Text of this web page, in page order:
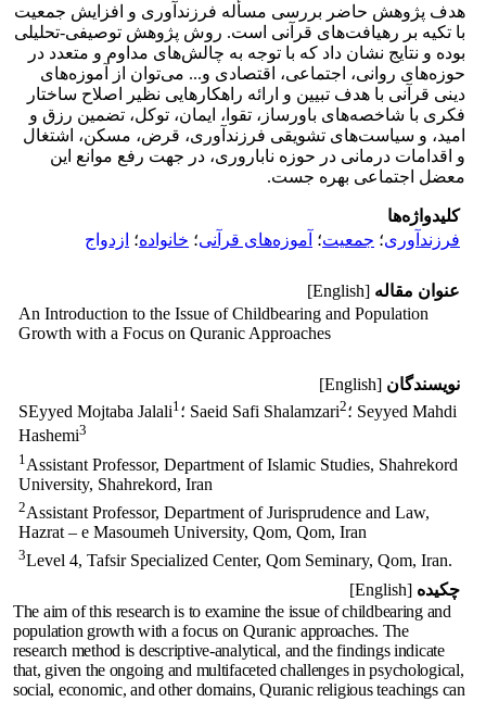
هدف پژوهش حاضر بررسی مسأله‌ فرزندآوری و افزایش جمعیت
با تکیه بر رهیافت‌های قرآنی است. روش پژوهش توصیفی-تحلیلی
بوده و نتایج نشان داد که با توجه به چالش‌های مداوم و متعدد در
حوزه‌های روانی، اجتماعی، اقتصادی و... می‌توان از آموزه‌های
دینی قرآنی با هدف تبیین و ارائه راهکارهایی نظیر اصلاح ساختار
فکری با شاخصه‌های باورساز، تقوا، ایمان، توکل، تضمین رزق و
امید، و سیاست‌های تشویقی فرزندآوری، قرض، مسکن، اشتغال
و اقدامات درمانی در حوزه ناباروری، در جهت رفع موانع این
معضل اجتماعی بهره جست.
کلیدواژه‌ها
فرزندآوری؛ جمعیت؛ آموزه‌های قرآنی؛ خانواده؛ ازدواج
عنوان مقاله [English]
An Introduction to the Issue of Childbearing and Population
Growth with a Focus on Quranic Approaches
نویسندگان [English]
SEyyed Mojtaba Jalali1 ؛ Saeid Safi Shalamzari2؛ Seyyed Mahdi
Hashemi3
1 Assistant Professor, Department of Islamic Studies, Shahrekord
University, Shahrekord, Iran
2Assistant Professor, Department of Jurisprudence and Law,
Hazrat – e Masoumeh University, Qom, Qom, Iran
3Level 4, Tafsir Specialized Center, Qom Seminary, Qom, Iran.
چکیده [English]
The aim of this research is to examine the issue of childbearing and
population growth with a focus on Quranic approaches. The
research method is descriptive-analytical, and the findings indicate
that, given the ongoing and multifaceted challenges in psychological,
social, economic, and other domains, Quranic religious teachings can